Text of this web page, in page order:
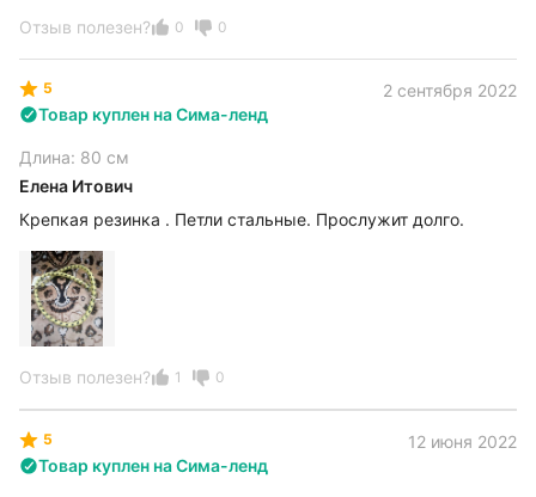
Отзыв полезен? 0 0
5
2 сентября 2022
Товар куплен на Сима-ленд
Длина: 80 см
Елена Итович
Крепкая резинка . Петли стальные. Прослужит долго.
Отзыв полезен? 1 0
5
12 июня 2022
Товар куплен на Сима-ленд